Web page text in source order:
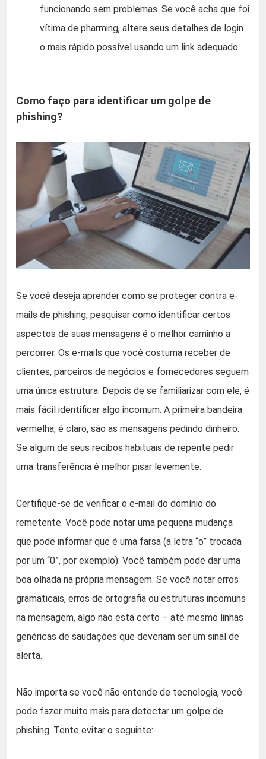
funcionando sem problemas. Se você acha que foi
vítima de pharming, altere seus detalhes de login
o mais rápido possível usando um link adequado.
Como faço para identificar um golpe de
phishing?
Se você deseja aprender como se proteger contra e-
mails de phishing, pesquisar como identificar certos
aspectos de suas mensagens é o melhor caminho a
percorrer. Os e-mails que você costuma receber de
clientes, parceiros de negócios e fornecedores seguem
uma única estrutura. Depois de se familiarizar com ele, é
mais fácil identificar algo incomum. A primeira bandeira
vermelha, é claro, são as mensagens pedindo dinheiro.
Se algum de seus recibos habituais de repente pedir
uma transferência é melhor pisar levemente.
Certifique-se de verificar o e-mail do domínio do
remetente. Você pode notar uma pequena mudança
que pode informar que é uma farsa (a letra “o” trocada
por um “0”, por exemplo). Você também pode dar uma
boa olhada na própria mensagem. Se você notar erros
gramaticais, erros de ortografia ou estruturas incomuns
na mensagem, algo não está certo – até mesmo linhas
genéricas de saudações que deveriam ser um sinal de
alerta.
Não importa se você não entende de tecnologia, você
pode fazer muito mais para detectar um golpe de
phishing. Tente evitar o seguinte: